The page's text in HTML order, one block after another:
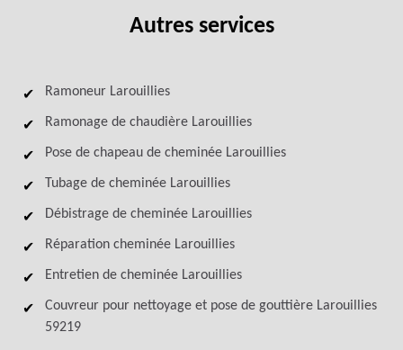
Autres services
Ramoneur Larouillies
Ramonage de chaudière Larouillies
Pose de chapeau de cheminée Larouillies
Tubage de cheminée Larouillies
Débistrage de cheminée Larouillies
Réparation cheminée Larouillies
Entretien de cheminée Larouillies
Couvreur pour nettoyage et pose de gouttière Larouillies
59219